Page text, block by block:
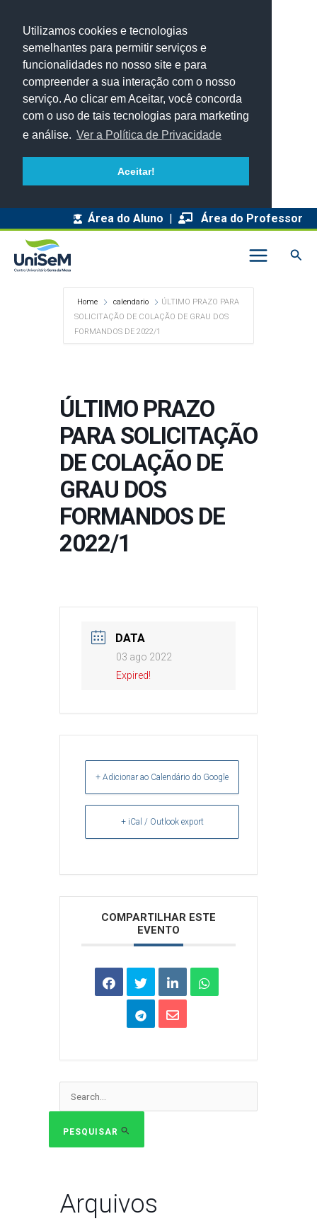
Utilizamos cookies e tecnologias
semelhantes para permitir serviços e
funcionalidades no nosso site e para
compreender a sua interação com o nosso
serviço. Ao clicar em Aceitar, você concorda
com o uso de tais tecnologias para marketing
e análise. Ver a Política de Privacidade
Aceitar!
Área do Aluno | Área do Professor
Home calendario
ÚLTIMO PRAZO PARA
SOLICITAÇÃO DE COLAÇÃO DE GRAU DOS
FORMANDOS DE 2022/1
ÚLTIMO PRAZO
PARA SOLICITAÇÃO
DE COLAÇÃO DE
GRAU DOS
FORMANDOS DE
2022/1
DATA
03 ago 2022
Expired!
+ Adicionar ao Calendário do Google
+ iCal / Outlook export
COMPARTILHAR ESTE
EVENTO
Pesquisar
PESQUISAR
Arquivos